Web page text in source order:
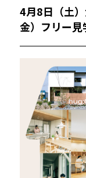
4月8日（土
金）フリー見